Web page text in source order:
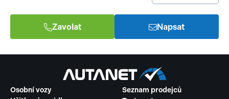
Zavolat Napsat
Osobní vozy
Seznam prodejců